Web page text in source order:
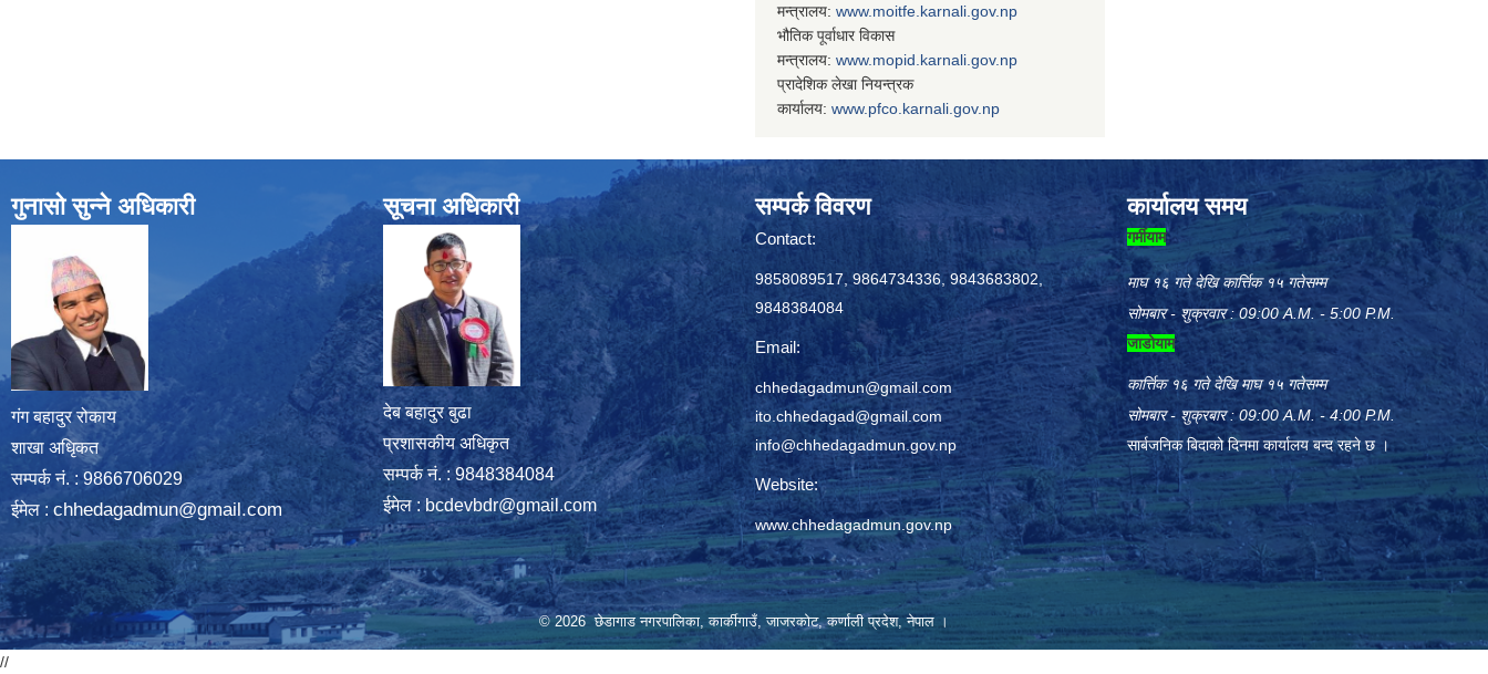
मन्त्रालय: www. moitfe.karnali.gov.np
भौतिक पूर्वाधार विकास
मन्त्रालय: www. mopid.karnali.gov.np
प्रादेशिक लेखा नियन्त्रक
कार्यालय: www. pfco.karnali.gov.np
गुनासो सुन्ने अधिकारी
गंग बहादुर रोकाय
शाखा अधिृकत
सम्पर्क न‌ं. : 9866706029
ईमेल : chhedagadmun@gmail.com
सूचना अधिकारी
देब बहादुर बुढा
प्रशासकीय अधिकृत
सम्पर्क नं. : 9848384084
ईमेल : bcdevbdr@gmail.com
सम्पर्क विवरण
Contact:
9858089517, 9864734336, 9843683802,
9848384084
Email:
chhedagadmun@gmail.com
ito.chhedagad@gmail.com
info@chhedagadmun.gov.np
Website:
www.chhedagadmun.gov.np
कार्यालय समय
गर्मीयाम
माघ १६ गते देखि कार्त्तिक १५ गतेसम्म
सोमबार - शुक्रवार : 09:00 A.M. - 5:00 P.M.
जाडोयाम
कार्त्तिक १६ गते देखि माघ १५ गतेसम्म
सोमबार - शुक्रबार : 09:00 A.M. - 4:00 P.M.
सार्बजनिक बिदाको दिनमा कार्यालय बन्द रहने छ ।
© 2026 छेडागाड नगरपालिका, कार्कीगाउँ, जाजरकाेट, कर्णाली प्रदेश, नेपाल ।
//